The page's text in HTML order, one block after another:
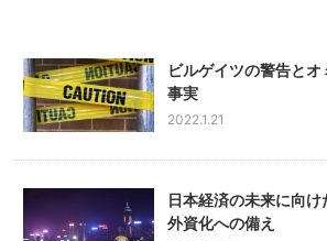
ビルゲイツの警告と
事実
2022.1.21
日本経済の未来に向け
外資化への備え